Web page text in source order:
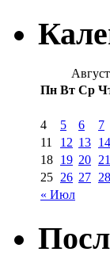
Пн Вт Ср
« Июл
4
5 6 7
11
12 13 14
18 19 20 21
25 26 27 28